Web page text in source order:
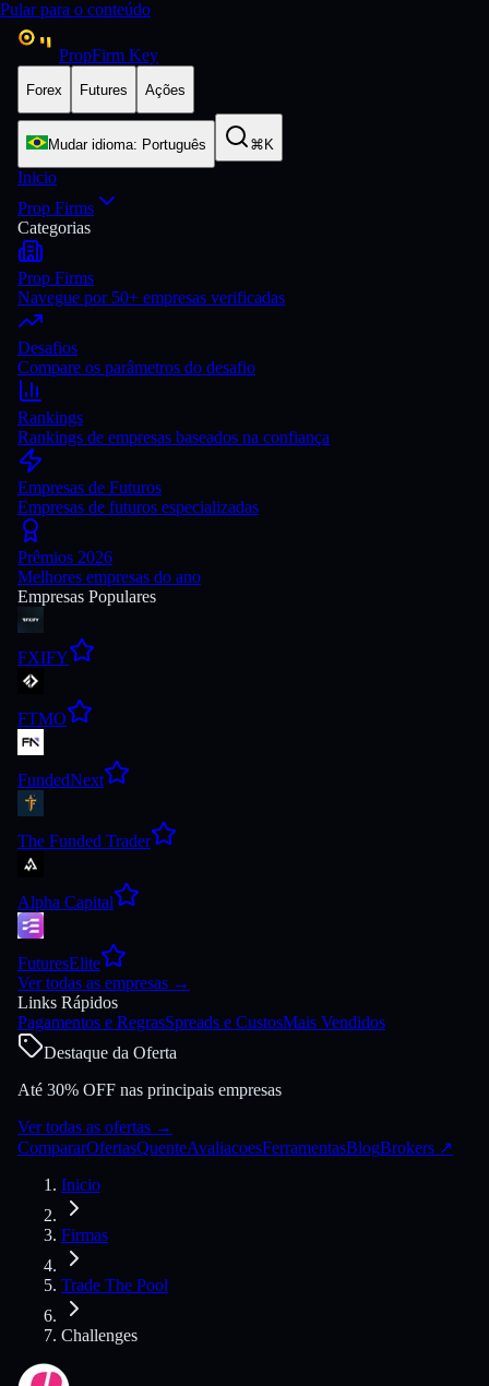
Pular para o conteúdo
PropFirm Key
Forex Futures Ações
Mudar idioma: Português ⌘K
Inicio
Prop Firms
Categorias
Prop Firms
Navegue por 50+ empresas verificadas
Desafios
Compare os parâmetros do desafio
Rankings
Rankings de empresas baseados na confiança
Empresas de Futuros
Empresas de futuros especializadas
Prêmios 2026
Melhores empresas do ano
Empresas Populares
FXIFY
FTMO
FundedNext
The Funded Trader
Alpha Capital
FuturesElite
Ver todas as empresas →
Links Rápidos
Pagamentos e RegrasSpreads e CustosMais Vendidos
Destaque da Oferta
Até 30% OFF nas principais empresas
Ver todas as ofertas →
CompararOfertasQuenteAvaliacoesFerramentasBlogBrokers ↗
Inicio
Firmas
Trade The Pool
Challenges